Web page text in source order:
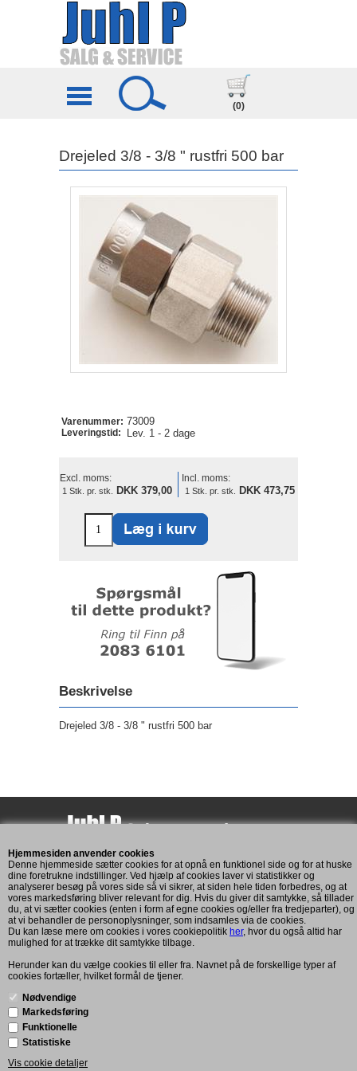
Hjemmesiden anvender cookies
Denne hjemmeside sætter cookies for at opnå en funktionel side og for at huske
dine foretrukne indstillinger. Ved hjælp af cookies laver vi statistikker og
analyserer besøg på vores side så vi sikrer, at siden hele tiden forbedres, og at
vores markedsføring bliver relevant for dig. Hvis du giver dit samtykke, så tillader
du, at vi sætter cookies (enten i form af egne cookies og/eller fra tredjeparter), og
at vi behandler de personoplysninger, som indsamles via de cookies.
Du kan læse mere om cookies i vores cookiepolitik her, hvor du også altid har
mulighed for at trække dit samtykke tilbage.
Herunder kan du vælge cookies til eller fra. Navnet på de forskellige typer af
cookies fortæller, hvilket formål de tjener.
Nødvendige
Markedsføring
Funktionelle
Statistiske
Vis cookie detaljer
(0)
Drejeled 3/8 - 3/8 " rustfri 500 bar
Varenummer:
Leveringstid:
73009
Lev. 1 - 2 dage
Excl. moms: Incl. moms:
1 Stk. pr. stk. DKK 379,00 1 Stk. pr. stk. DKK 473,75
Beskrivelse
Drejeled 3/8 - 3/8 " rustfri 500 bar
Assensvej 193
5771 Stenstrup
CVR: 11269893
Kundeservice
Mandag til fredag: 7:00 - 16:00
Telefon: +45 2083 6101
post@juhlp.dk
Info
Forretningsbetingelser